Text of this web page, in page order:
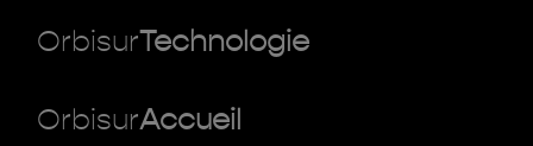
Orbisur Technologie
OrbisurAccueil